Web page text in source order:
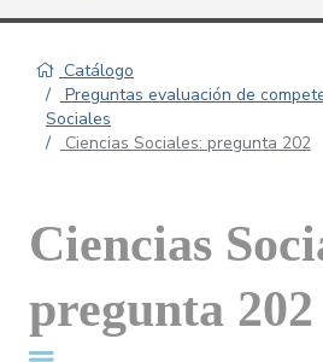
Catálogo
Preguntas evaluación de
Sociales
Ciencias Sociales: pregunta 202
Ciencias
pregunta 202